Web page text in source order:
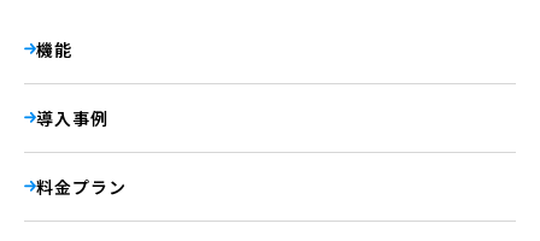
機能
導入事例
料金プラン